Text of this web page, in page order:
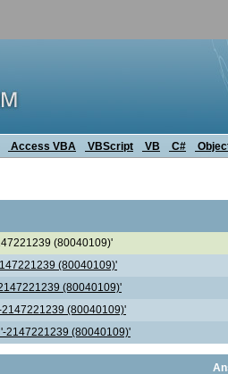
Access VBA VBScript VB C#
(80040109)'
(80040109)'
(80040109)'
(80040109)'
2147221239 (80040109)'